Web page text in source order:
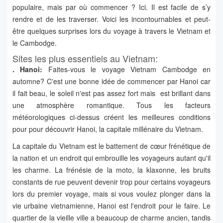
populaire, mais par où commencer ? Ici. Il est facile de s’y
rendre et de les traverser. Voici les incontournables et peut-
être quelques surprises lors du voyage à travers le Vietnam et
le Cambodge.
Sites les plus essentiels au Vietnam:
. Hanoi: Faites-vous le voyage Vietnam Cambodge en
automne? C'est une bonne idée de commencer par Hanoi car
il fait beau, le soleil n'est pas assez fort mais est brillant dans
une atmosphère romantique. Tous les facteurs
météorologiques ci-dessus créent les meilleures conditions
pour pour découvrir Hanoi, la capitale millénaire du Vietnam.
La capitale du Vietnam est le battement de cœur frénétique de
la nation et un endroit qui embrouille les voyageurs autant qu'il
les charme. La frénésie de la moto, la klaxonne, les bruits
constants de rue peuvent devenir trop pour certains voyageurs
lors du premier voyage, mais si vous voulez plonger dans la
vie urbaine vietnamienne, Hanoi est l'endroit pour le faire. Le
quartier de la vieille ville a beaucoup de charme ancien, tandis